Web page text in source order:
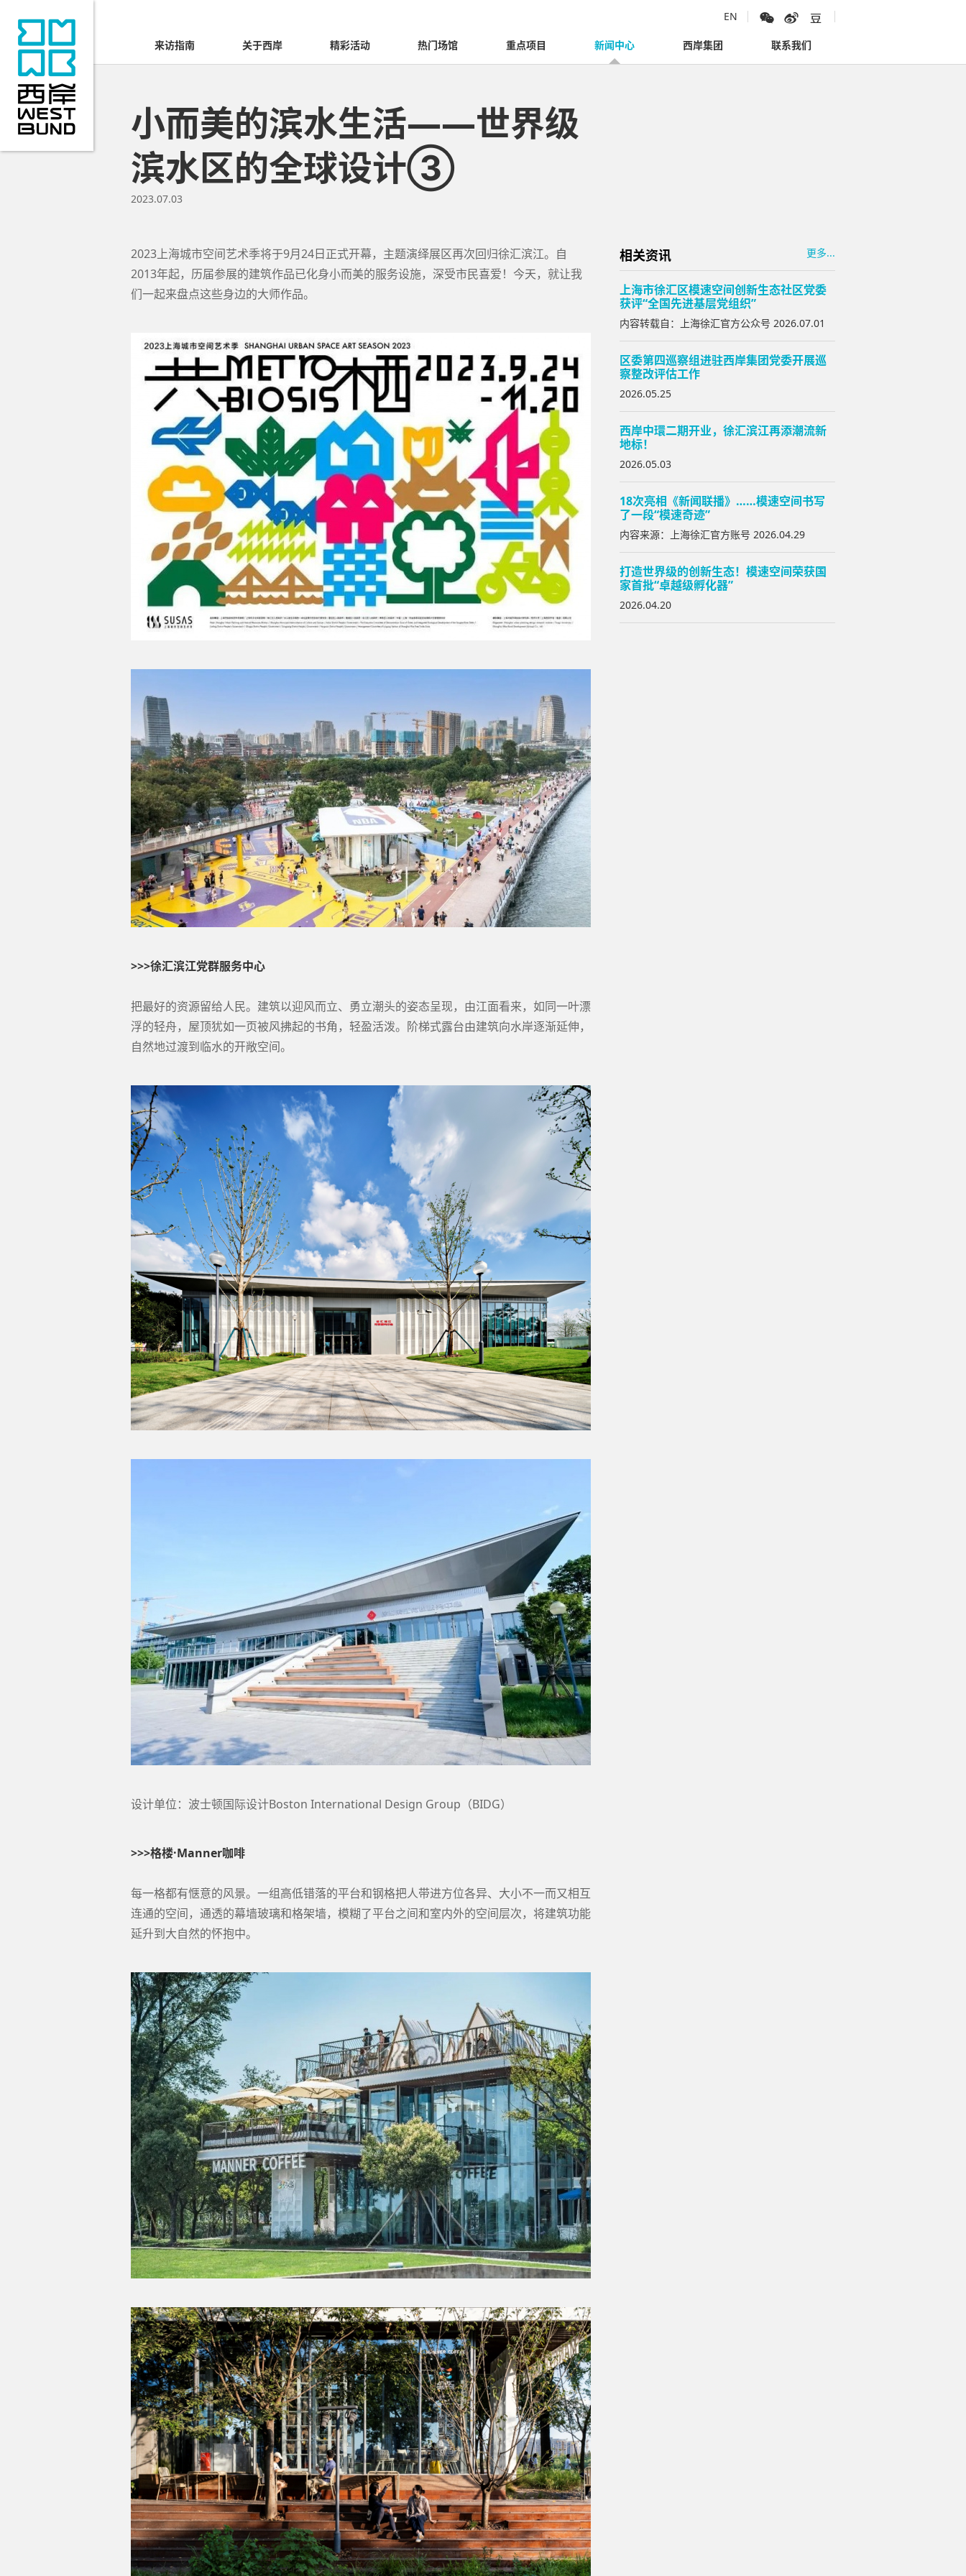
EN
来访指南 关于西岸 精彩活动 热门场馆 重点项目 新闻中心 西岸集团 联系我们
小而美的滨水生活——世界级
滨水区的全球设计③
2023.07.03
2023上海城市空间艺术季将于9月24日正式开幕，主题演绎展区再次回归徐汇滨江。自
2013年起，历届参展的建筑作品已化身小而美的服务设施，深受市民喜爱！今天，就让我
们一起来盘点这些身边的大师作品。
>>>徐汇滨江党群服务中心
把最好的资源留给人民。建筑以迎风而立、勇立潮头的姿态呈现，由江面看来，如同一叶漂
浮的轻舟，屋顶犹如一页被风拂起的书角，轻盈活泼。阶梯式露台由建筑向水岸逐渐延伸，
自然地过渡到临水的开敞空间。
设计单位：波士顿国际设计Boston International Design Group（BIDG）
>>>格楼·Manner咖啡
每一格都有惬意的风景。一组高低错落的平台和钢格把人带进方位各异、大小不一而又相互
连通的空间，通透的幕墙玻璃和格架墙，模糊了平台之间和室内外的空间层次，将建筑功能
延升到大自然的怀抱中。
相关资讯 更多...
上海市徐汇区模速空间创新生态社区党委
获评“全国先进基层党组织”
内容转载自：上海徐汇官方公众号 2026.07.01
区委第四巡察组进驻西岸集团党委开展巡
察整改评估工作
2026.05.25
西岸中環二期开业，徐汇滨江再添潮流新
地标！
2026.05.03
18次亮相《新闻联播》……模速空间书写
了一段“模速奇迹”
内容来源：上海徐汇官方账号 2026.04.29
打造世界级的创新生态！模速空间荣获国
家首批“卓越级孵化器”
2026.04.20